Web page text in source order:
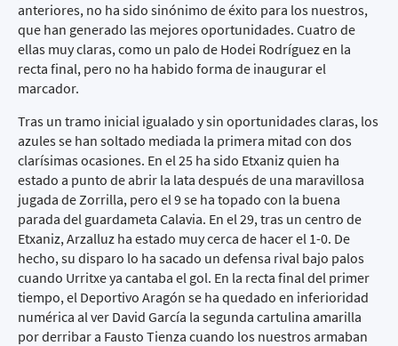
anteriores, no ha sido sinónimo de éxito para los nuestros,
que han generado las mejores oportunidades. Cuatro de
ellas muy claras, como un palo de Hodei Rodríguez en la
recta final, pero no ha habido forma de inaugurar el
marcador.
Tras un tramo inicial igualado y sin oportunidades claras, los
azules se han soltado mediada la primera mitad con dos
clarísimas ocasiones. En el 25 ha sido Etxaniz quien ha
estado a punto de abrir la lata después de una maravillosa
jugada de Zorrilla, pero el 9 se ha topado con la buena
parada del guardameta Calavia. En el 29, tras un centro de
Etxaniz, Arzalluz ha estado muy cerca de hacer el 1-0. De
hecho, su disparo lo ha sacado un defensa rival bajo palos
cuando Urritxe ya cantaba el gol. En la recta final del primer
tiempo, el Deportivo Aragón se ha quedado en inferioridad
numérica al ver David García la segunda cartulina amarilla
por derribar a Fausto Tienza cuando los nuestros armaban